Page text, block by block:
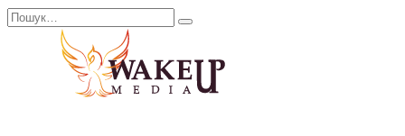
Перейти
Search